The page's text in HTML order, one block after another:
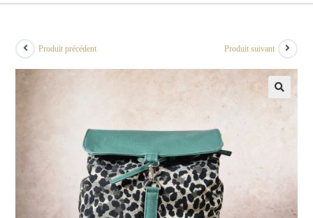
Produit précédent Produit suivant